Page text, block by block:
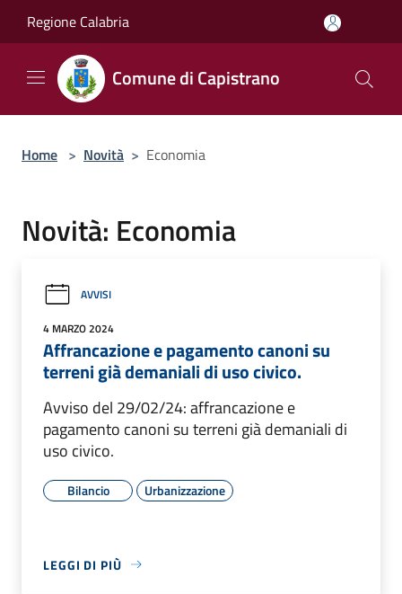
Regione Calabria
Comune di Capistrano
Home > Novità > Economia
Novità: Economia
AVVISI
4 MARZO 2024
Affrancazione e pagamento canoni su
terreni già demaniali di uso civico.
Avviso del 29/02/24: affrancazione e
pagamento canoni su terreni già demaniali di
uso civico.
Bilancio Urbanizzazione
LEGGI DI PIÙ